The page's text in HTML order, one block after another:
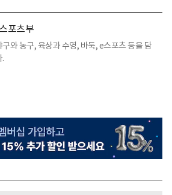
스포츠부
와 농구, 육상과 수영, 바둑, e스포츠 등을 담
.